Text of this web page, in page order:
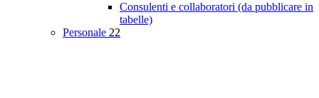
Consulenti e collaboratori (da pubblicare in
tabelle)
Personale 22